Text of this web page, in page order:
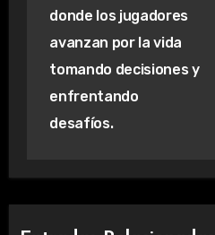
entradas
donde los jugadores
avanzan por la vida
tomando decisiones y
enfrentando
desafíos.